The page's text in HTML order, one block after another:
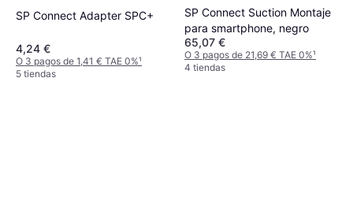
SP Connect Adapter SPC+
4,24 €
O 3 pagos de 1,41 € TAE 0%¹
5 tiendas
SP Connect Suction Montaje
para smartphone, negro
65,07 €
O 3 pagos de 21,69 € TAE 0%¹
4 tiendas